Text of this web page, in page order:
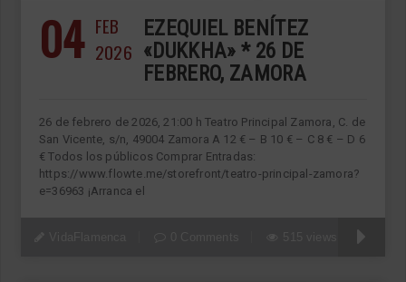
04 FEB
2026
EZEQUIEL BENÍTEZ
«DUKKHA» * 26 DE
FEBRERO, ZAMORA
26 de febrero de 2026, 21:00 h Teatro Principal Zamora, C. de
San Vicente, s/n, 49004 Zamora A 12 € – B 10 € – C 8 € – D 6
€ Todos los públicos Comprar Entradas:
https://www.flowte.me/storefront/teatro-principal-zamora?
e=36963 ¡Arranca el